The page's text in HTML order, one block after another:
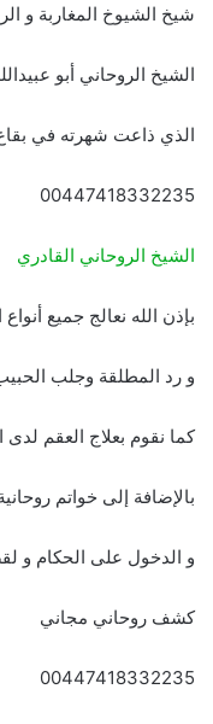
شيخ الشيوخ المغاربة و
الشيخ الروحاني أبو
الذي ذاعت شهرته في بقاع
00447418332235
الشيخ الروحاني القادري
بإذن الله نعالج جميع
و رد المطلقة وجلب
كما نقوم بعلاج العقم لدى
بالإضافة إلى خواتم
و الدخول على الحكام و
كشف روحاني مجاني
00447418332235